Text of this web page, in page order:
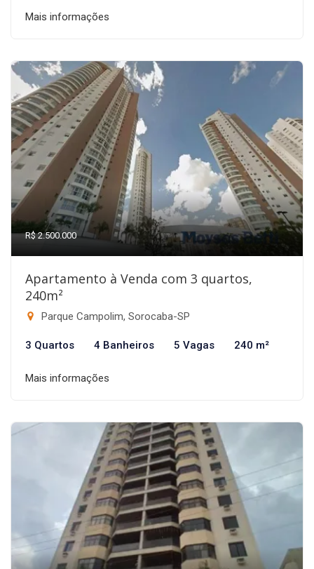
Mais informações
R$ 2.500.000
Apartamento à Venda com 3 quartos,
240m²
Parque Campolim, Sorocaba-SP
3 Quartos 4 Banheiros 5 Vagas 240 m²
Mais informações